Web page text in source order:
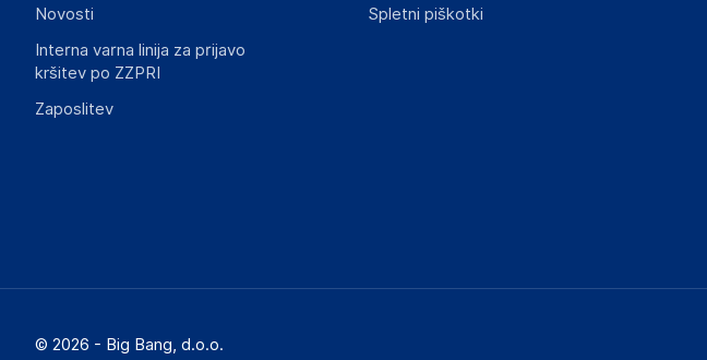
Novosti
Interna varna linija za prijavo
kršitev po ZZPRI
Zaposlitev
Spletni piškotki
© 2026 - Big Bang, d.o.o.